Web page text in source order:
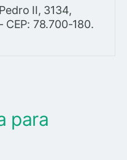
II, 3134,
CEP: 78.700-180.
para